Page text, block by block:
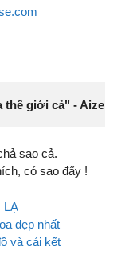
giới cả" - Aizen
sao cả.
có sao đấy !
LẠ
đẹp nhất
và cái kết